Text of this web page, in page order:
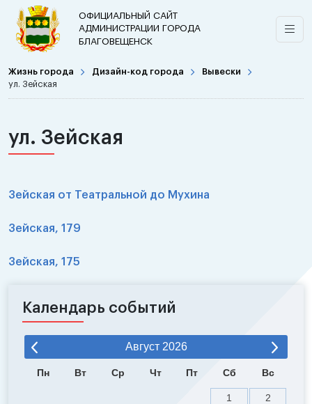
ОФИЦИАЛЬНЫЙ САЙТ
АДМИНИСТРАЦИИ ГОРОДА
БЛАГОВЕЩЕНСК
Жизнь города Дизайн-код города Вывески
ул. Зейская
ул. Зейская
Зейская от Театральной до Мухина
Зейская, 179
Зейская, 175
Календарь событий
Август 2026
Пн Вт Ср Чт Пт Сб Вс
1
2